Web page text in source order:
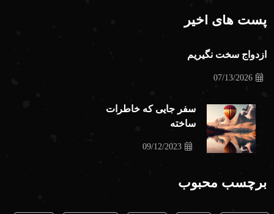
پست های اخیر
ازدواج سخت نگیریم
07/13/2026
سفر جایی که خاطرات
ساخته
09/12/2023
برچسب محبوب